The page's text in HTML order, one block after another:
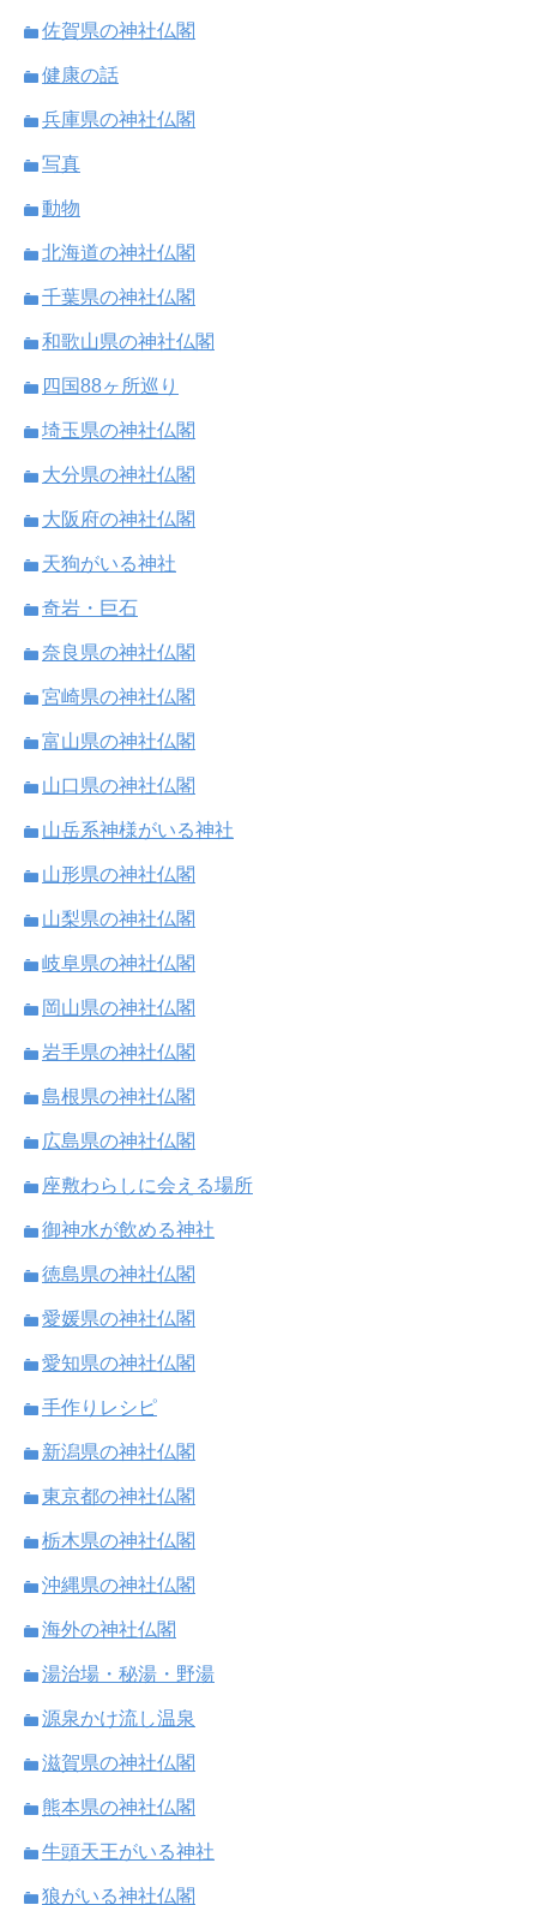
佐賀県の神社仏閣
健康の話
兵庫県の神社仏閣
写真
動物
北海道の神社仏閣
千葉県の神社仏閣
和歌山県の神社仏閣
四国88ヶ所巡り
埼玉県の神社仏閣
大分県の神社仏閣
大阪府の神社仏閣
天狗がいる神社
奇岩・巨石
奈良県の神社仏閣
宮崎県の神社仏閣
富山県の神社仏閣
山口県の神社仏閣
山岳系神様がいる神社
山形県の神社仏閣
山梨県の神社仏閣
岐阜県の神社仏閣
岡山県の神社仏閣
岩手県の神社仏閣
島根県の神社仏閣
広島県の神社仏閣
座敷わらしに会える場所
御神水が飲める神社
徳島県の神社仏閣
愛媛県の神社仏閣
愛知県の神社仏閣
手作りレシピ
新潟県の神社仏閣
東京都の神社仏閣
栃木県の神社仏閣
沖縄県の神社仏閣
海外の神社仏閣
湯治場・秘湯・野湯
源泉かけ流し温泉
滋賀県の神社仏閣
熊本県の神社仏閣
牛頭天王がいる神社
狼がいる神社仏閣